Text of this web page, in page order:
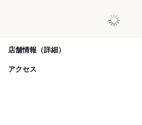
店舗情報（詳細）
アクセス